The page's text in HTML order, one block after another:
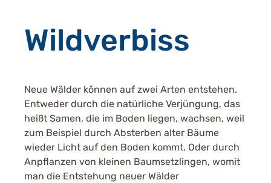
Wildverbiss
Neue Wälder können auf zwei Arten entstehen.
Entweder durch die natürliche Verjüngung, das
heißt Samen, die im Boden liegen, wachsen, weil
zum Beispiel durch Absterben alter Bäume
wieder Licht auf den Boden kommt. Oder durch
Anpflanzen von kleinen Baumsetzlingen, womit
man die Entstehung neuer Wälder